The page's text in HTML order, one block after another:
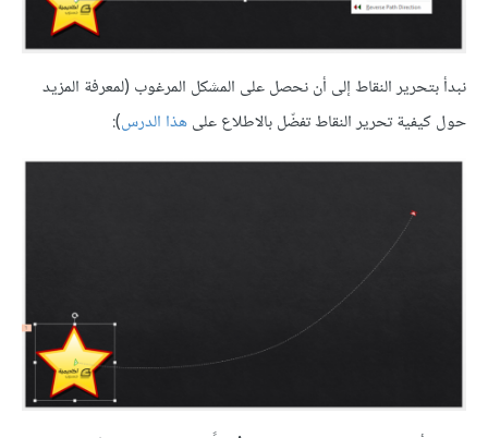
نبدأ بتحرير النقاط إلى أن نحصل على المشكل المرغوب (لمعرفة المزيد
حول كيفية تحرير النقاط تفضّل بالاطلاع علىهذا الدرس):